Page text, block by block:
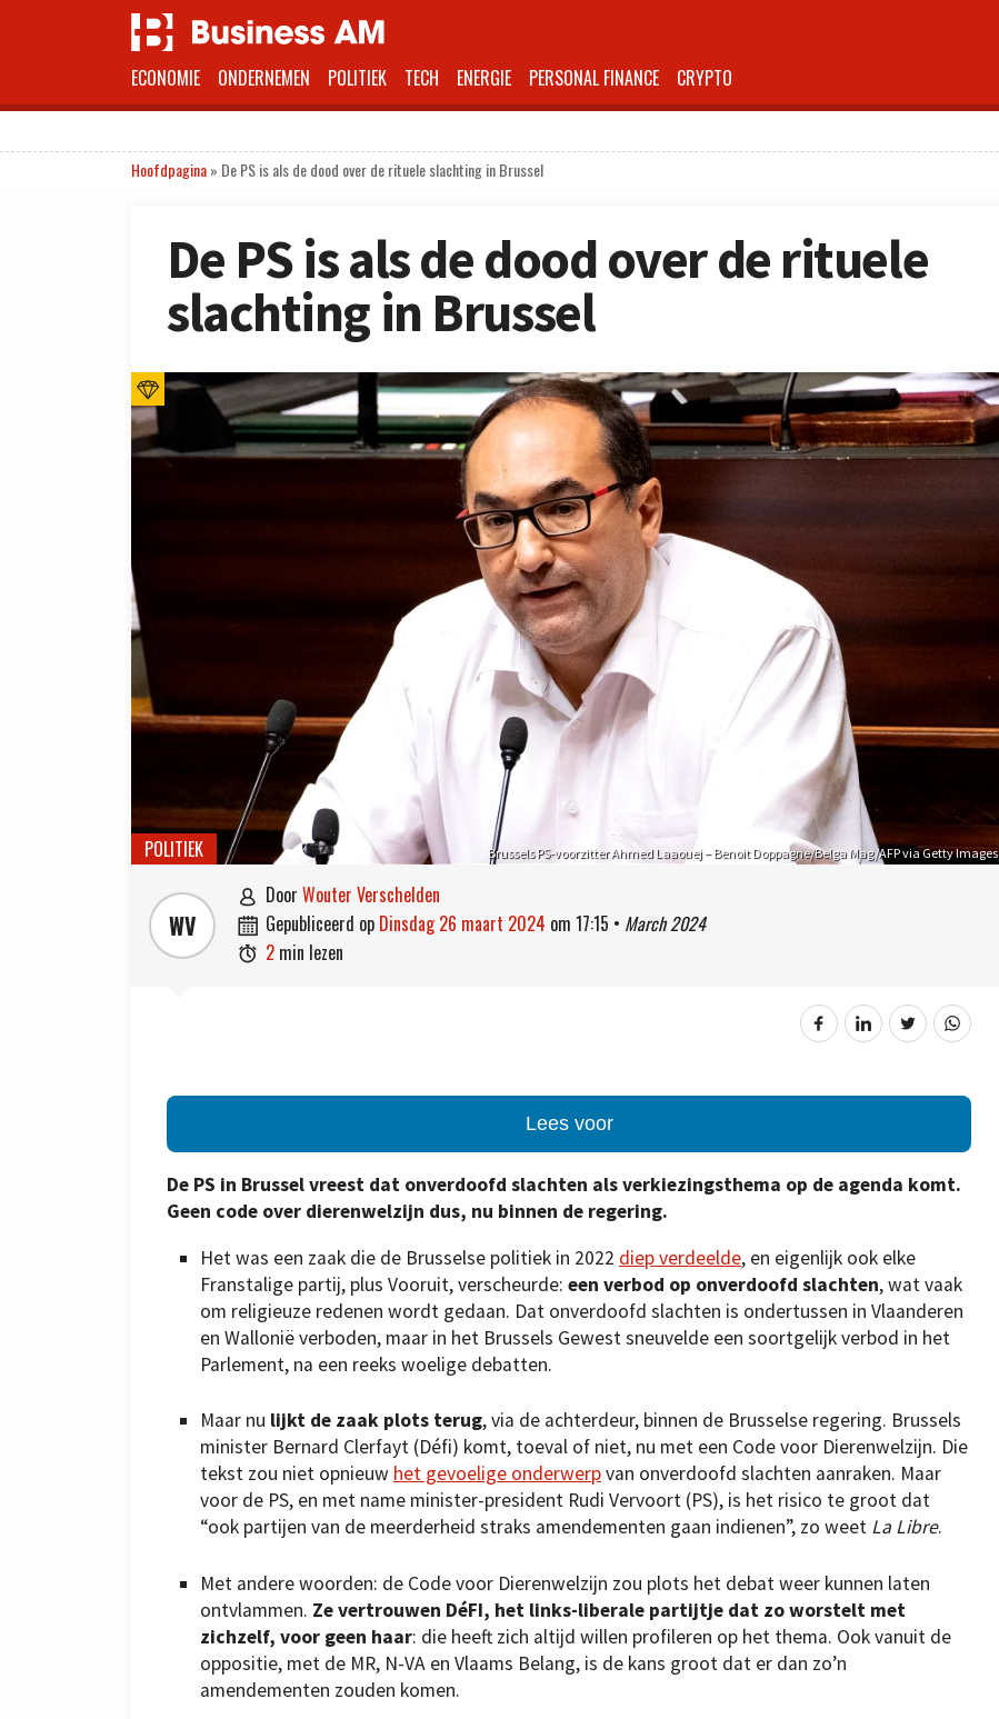
ECONOMIE ONDERNEMEN POLITIEK TECH ENERGIE PERSONAL FINANCE CRYPTO
Hoofdpagina» De PS is als de dood over de rituele slachting in Brussel
De PS is als de dood over de rituele
slachting in Brussel
Brussels PS-voorzitter Ahmed Laaouej – Benoit Doppagne/Belga Mag/AFP via Getty Images
POLITIEK
WV
 door Wouter Verschelden
 gepubliceerd op dinsdag 26 maart 2024 om 17:15 • March 2024
 2 min lezen
Lees voor
De PS in Brussel vreest dat onverdoofd slachten als verkiezingsthema op de agenda komt.
Geen code over dierenwelzijn dus, nu binnen de regering.
Het was een zaak die de Brusselse politiek in 2022 diep verdeelde, en eigenlijk ook elke
Franstalige partij, plus Vooruit, verscheurde: een verbod op onverdoofd slachten, wat vaak
om religieuze redenen wordt gedaan. Dat onverdoofd slachten is ondertussen in Vlaanderen
en Wallonië verboden, maar in het Brussels Gewest sneuvelde een soortgelijk verbod in het
Parlement, na een reeks woelige debatten.
Maar nu lijkt de zaak plots terug, via de achterdeur, binnen de Brusselse regering. Brussels
minister Bernard Clerfayt (Défi) komt, toeval of niet, nu met een Code voor Dierenwelzijn. Die
tekst zou niet opnieuw het gevoelige onderwerpvan onverdoofd slachten aanraken. Maar
voor de PS, en met name minister-president Rudi Vervoort (PS), is het risico te groot dat
“ook partijen van de meerderheid straks amendementen gaan indienen”, zo weet La Libre.
Met andere woorden: de Code voor Dierenwelzijn zou plots het debat weer kunnen laten
ontvlammen. Ze vertrouwen DéFI, het links-liberale partijtje dat zo worstelt met
zichzelf, voor geen haar: die heeft zich altijd willen profileren op het thema. Ook vanuit de
oppositie, met de MR, N-VA en Vlaams Belang, is de kans groot dat er dan zo’n
amendementen zouden komen.